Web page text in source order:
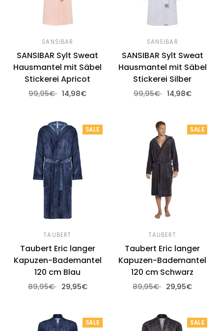
SANSIBAR
SANSIBAR Sylt Sweat
Hausmantel mit Säbel
Stickerei Apricot
99,95€ 14,98€
SANSIBAR
SANSIBAR Sylt Sweat
Hausmantel mit Säbel
Stickerei Silber
99,95€ 14,98€
SALE
TAUBERT
Taubert Eric langer
Kapuzen-Bademantel
120 cm Blau
89,95€ 29,95€
SALE
TAUBERT
Taubert Eric langer
Kapuzen-Bademantel
120 cm Schwarz
89,95€ 29,95€
SALE SALE